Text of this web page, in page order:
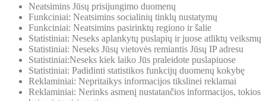
Neatsimins Jūsų prisijungimo duomenų
Funkciniai: Neatsimins socialinių tinklų nustatymų
Funkciniai: Neatsimins pasirinktų regiono ir šalie
Statistiniai: Neseks aplankytų puslapių ir juose atliktų veiksmų
Statistiniai: Neseks Jūsų vietovės remiantis Jūsų IP adresu
Statistiniai:Neseks kiek laiko Jūs praleidote puslapiuose
Statistiniai: Padidinti statistikos funkcijų duomenų kokybę
Reklaminiai: Nepritaikys informacijos tikslinei reklamai
Reklaminiai: Nerinks asmenį nustatančios informacijos, tokios